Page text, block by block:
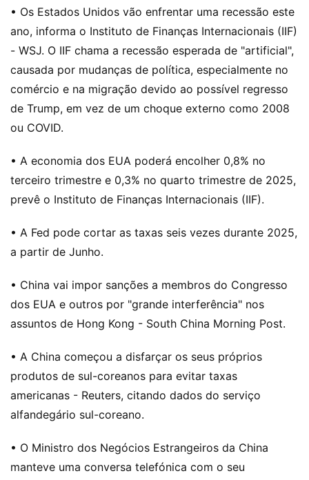
• Os Estados Unidos vão enfrentar uma recessão este
ano, informa o Instituto de Finanças Internacionais (IIF)
- WSJ. O IIF chama a recessão esperada de "artificial",
causada por mudanças de política, especialmente no
comércio e na migração devido ao possível regresso
de Trump, em vez de um choque externo como 2008
ou COVID.
• A economia dos EUA poderá encolher 0,8% no
terceiro trimestre e 0,3% no quarto trimestre de 2025,
prevê o Instituto de Finanças Internacionais (IIF).
• A Fed pode cortar as taxas seis vezes durante 2025,
a partir de Junho.
• China vai impor sanções a membros do Congresso
dos EUA e outros por "grande interferência" nos
assuntos de Hong Kong - South China Morning Post.
• A China começou a disfarçar os seus próprios
produtos de sul-coreanos para evitar taxas
americanas - Reuters, citando dados do serviço
alfandegário sul-coreano.
• O Ministro dos Negócios Estrangeiros da China
manteve uma conversa telefónica com o seu